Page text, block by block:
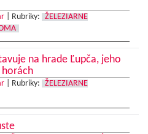
Rubriky:
ŽELEZIARNE
na hrade Ľupča, jeho
Rubriky:
ŽELEZIARNE